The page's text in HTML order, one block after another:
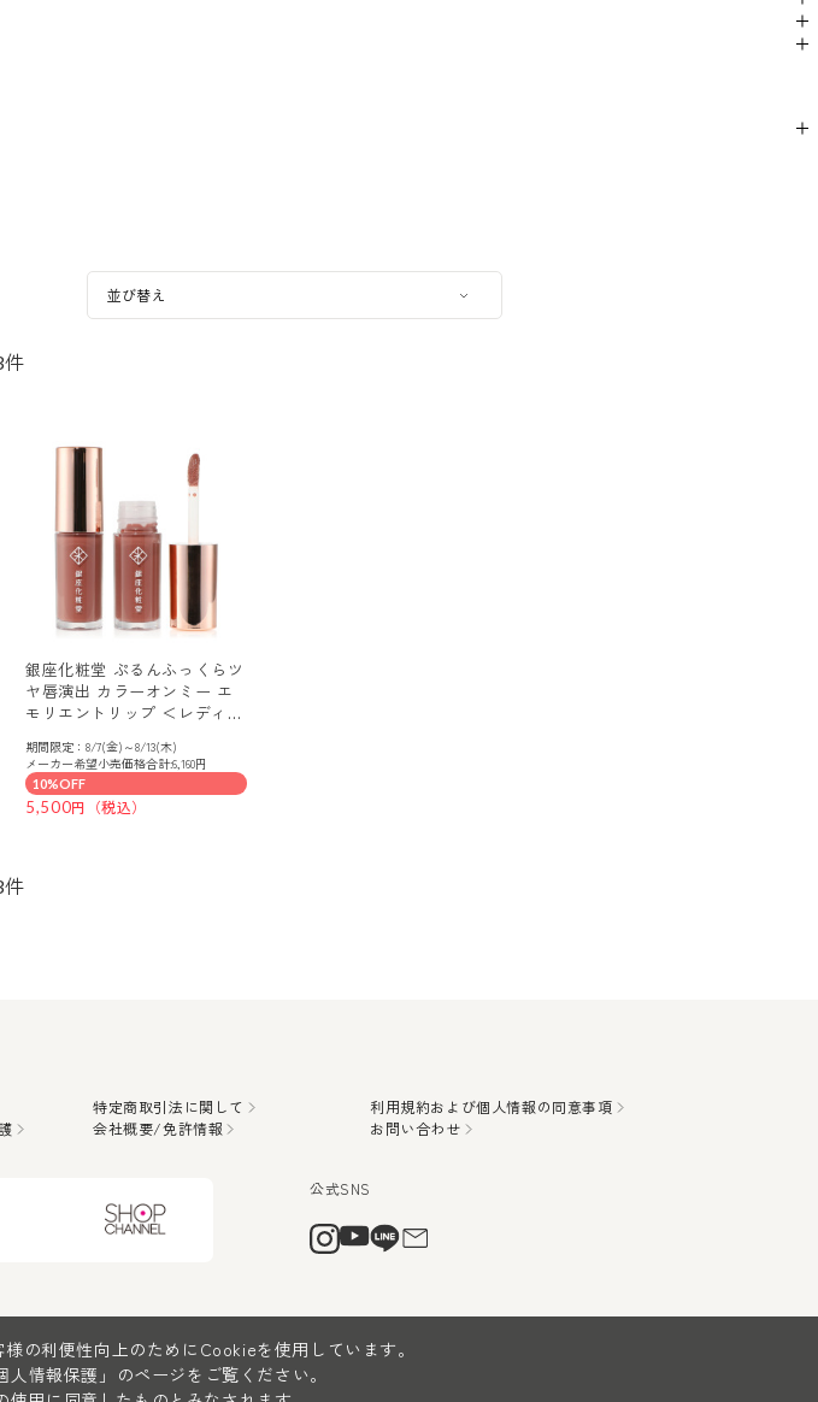
件
銀座化粧堂 ぷるんふっくらツ
ヤ唇演出 カラーオンミー エ
モリエントリップ ＜レディッ
期間限定：8/7(金)～8/13(木)
メーカー希望小売価格合計:6,160円
10%OFF
5,500
件
特定商取引法に関して
利用規約および個人情報の同意事項
会社概要/免許情報 お問い合わせ
の利便性向上のためにCookieを使用しています。
人情報保護」
のページをご覧ください。